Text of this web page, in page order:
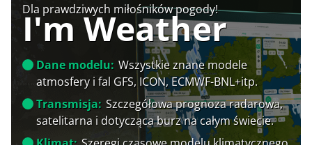
Dla prawdziwych miłośników pogody!
I'm Weather
Dane modelu: Wszystkie znane modele
atmosfery i fal GFS, ICON, ECMWF-BNL+itp.
Transmisja: Szczegółowa prognoza radarowa,
satelitarna i dotycząca burz na całym świecie.